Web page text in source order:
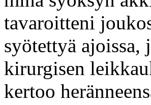
tavaroitteni
syötettyä ajoissa,
kirurgisen
kertoo